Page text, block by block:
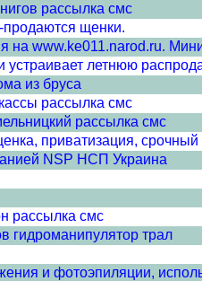
рассылка смс
продаются щенки.
на www.ke011.narod.ru.
летнюю
из бруса
рассылка смс
рассылка смс
приватизация, срочный
NSP НСП Украина
рассылка смс
гидроманипулятор трал
и фотоэпиляции,